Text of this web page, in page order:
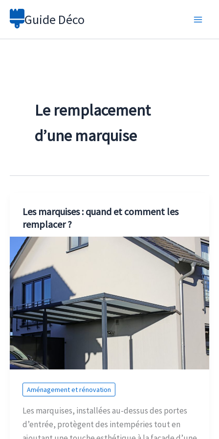
Aller
Guide Déco
Le remplacement
d’une marquise
Les marquises : quand et comment les
remplacer ?
Aménagement et rénovation
Les marquises, installées au-dessus des portes
d’entrée, protègent des intempéries tout en